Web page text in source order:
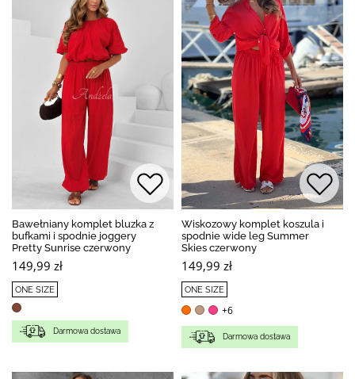
Bawełniany komplet bluzka z
bufkami i spodnie joggery
Pretty Sunrise czerwony
149,99 zł
ONE SIZE
Darmowa dostawa
Wiskozowy komplet koszula i
spodnie wide leg Summer
Skies czerwony
149,99 zł
ONE SIZE
+6
Darmowa dostawa